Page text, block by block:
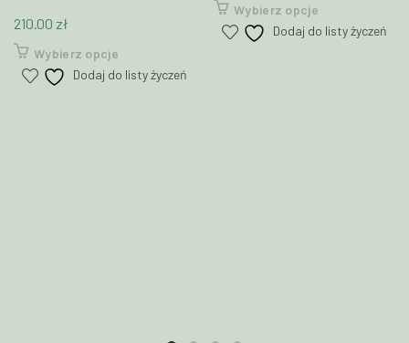
210.00 zł
Wybierz opcjeTen
produkt
Dodaj do listy życzeń
Wybierz opcjeTen
produkt
Dodaj do listy życzeń